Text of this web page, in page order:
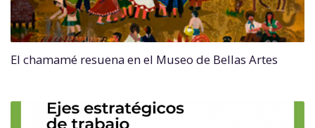
El chamamé resuena en el Museo de Bellas Artes